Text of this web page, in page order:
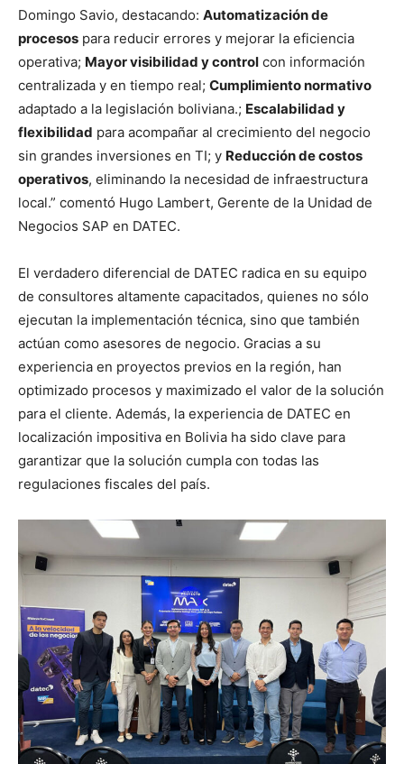
Domingo Savio, destacando: Automatización de
procesos para reducir errores y mejorar la eficiencia
operativa; Mayor visibilidad y control con información
centralizada y en tiempo real; Cumplimiento normativo
adaptado a la legislación boliviana.; Escalabilidad y
flexibilidad para acompañar al crecimiento del negocio
sin grandes inversiones en TI; y Reducción de costos
operativos, eliminando la necesidad de infraestructura
local.” comentó Hugo Lambert, Gerente de la Unidad de
Negocios SAP en DATEC.
El verdadero diferencial de DATEC radica en su equipo
de consultores altamente capacitados, quienes no sólo
ejecutan la implementación técnica, sino que también
actúan como asesores de negocio. Gracias a su
experiencia en proyectos previos en la región, han
optimizado procesos y maximizado el valor de la solución
para el cliente. Además, la experiencia de DATEC en
localización impositiva en Bolivia ha sido clave para
garantizar que la solución cumpla con todas las
regulaciones fiscales del país.